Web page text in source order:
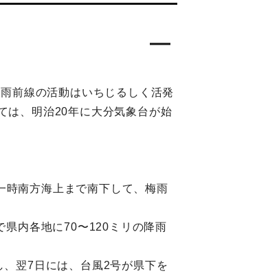
前線の活動はいちじるしく活発
は、明治20年に大分気象台が始
時南方海上まで南下して、梅雨
県内各地に70〜120ミリの降雨
翌7日には、台風2号が県下を